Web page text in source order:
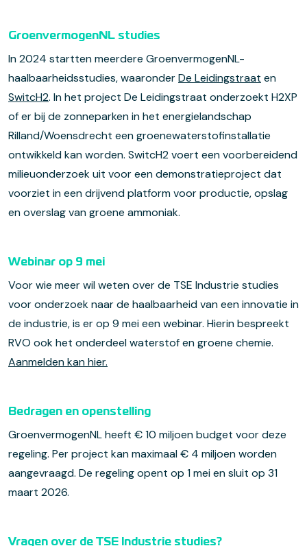
GroenvermogenNL studies
In 2024 startten meerdere GroenvermogenNL-
haalbaarheidsstudies, waaronderDe Leidingstraat en
SwitcH2. In het project De Leidingstraat onderzoekt H2XP
of er bij de zonneparken in het energielandschap
Rilland/Woensdrecht een groenewaterstofinstallatie
ontwikkeld kan worden. SwitcH2 voert een voorbereidend
milieuonderzoek uit voor een demonstratieproject dat
voorziet in een drijvend platform voor productie, opslag
en overslag van groene ammoniak.
Webinar op 9 mei
Voor wie meer wil weten over de TSE Industrie studies
voor onderzoek naar de haalbaarheid van een innovatie in
de industrie, is er op 9 mei een webinar. Hierin bespreekt
RVO ook het onderdeel waterstof en groene chemie.
Aanmelden kan hier.
Bedragen en openstelling
GroenvermogenNL heeft € 10 miljoen budget voor deze
regeling. Per project kan maximaal € 4 miljoen worden
aangevraagd. De regeling opent op 1 mei en sluit op 31
maart 2026.
Vragen over de TSE Industrie studies?